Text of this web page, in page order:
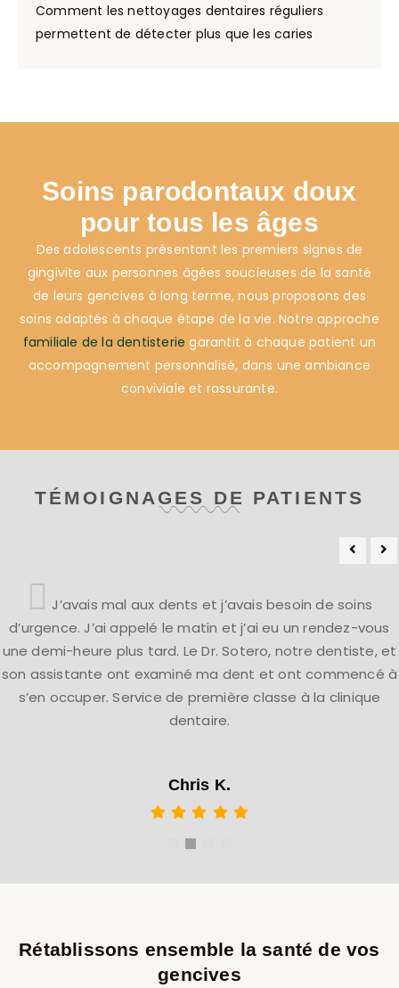
Comment les nettoyages dentaires réguliers
permettent de détecter plus que les caries
Soins parodontaux doux
pour tous les âges
Des adolescents présentant les premiers signes de
gingivite aux personnes âgées soucieuses de la santé
de leurs gencives à long terme, nous proposons des
soins adaptés à chaque étape de la vie. Notre approche
familiale de la dentisterie garantit à chaque patient un
accompagnement personnalisé, dans une ambiance
conviviale et rassurante.
TÉMOIGNAGES DE PATIENTS
J’avais mal aux dents et j’avais besoin de soins
d’urgence. J’ai appelé le matin et j’ai eu un rendez-vous
une demi-heure plus tard. Le Dr. Sotero, notre dentiste, et
son assistante ont examiné ma dent et ont commencé à
s’en occuper. Service de première classe à la clinique
dentaire.
Chris K.
Rétablissons ensemble la santé de vos
gencives